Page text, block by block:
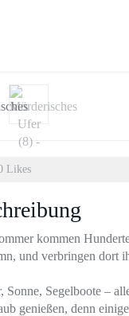
Likes
kommen
und verbringen dort
Sonne, Segelboote –
genießen, denn